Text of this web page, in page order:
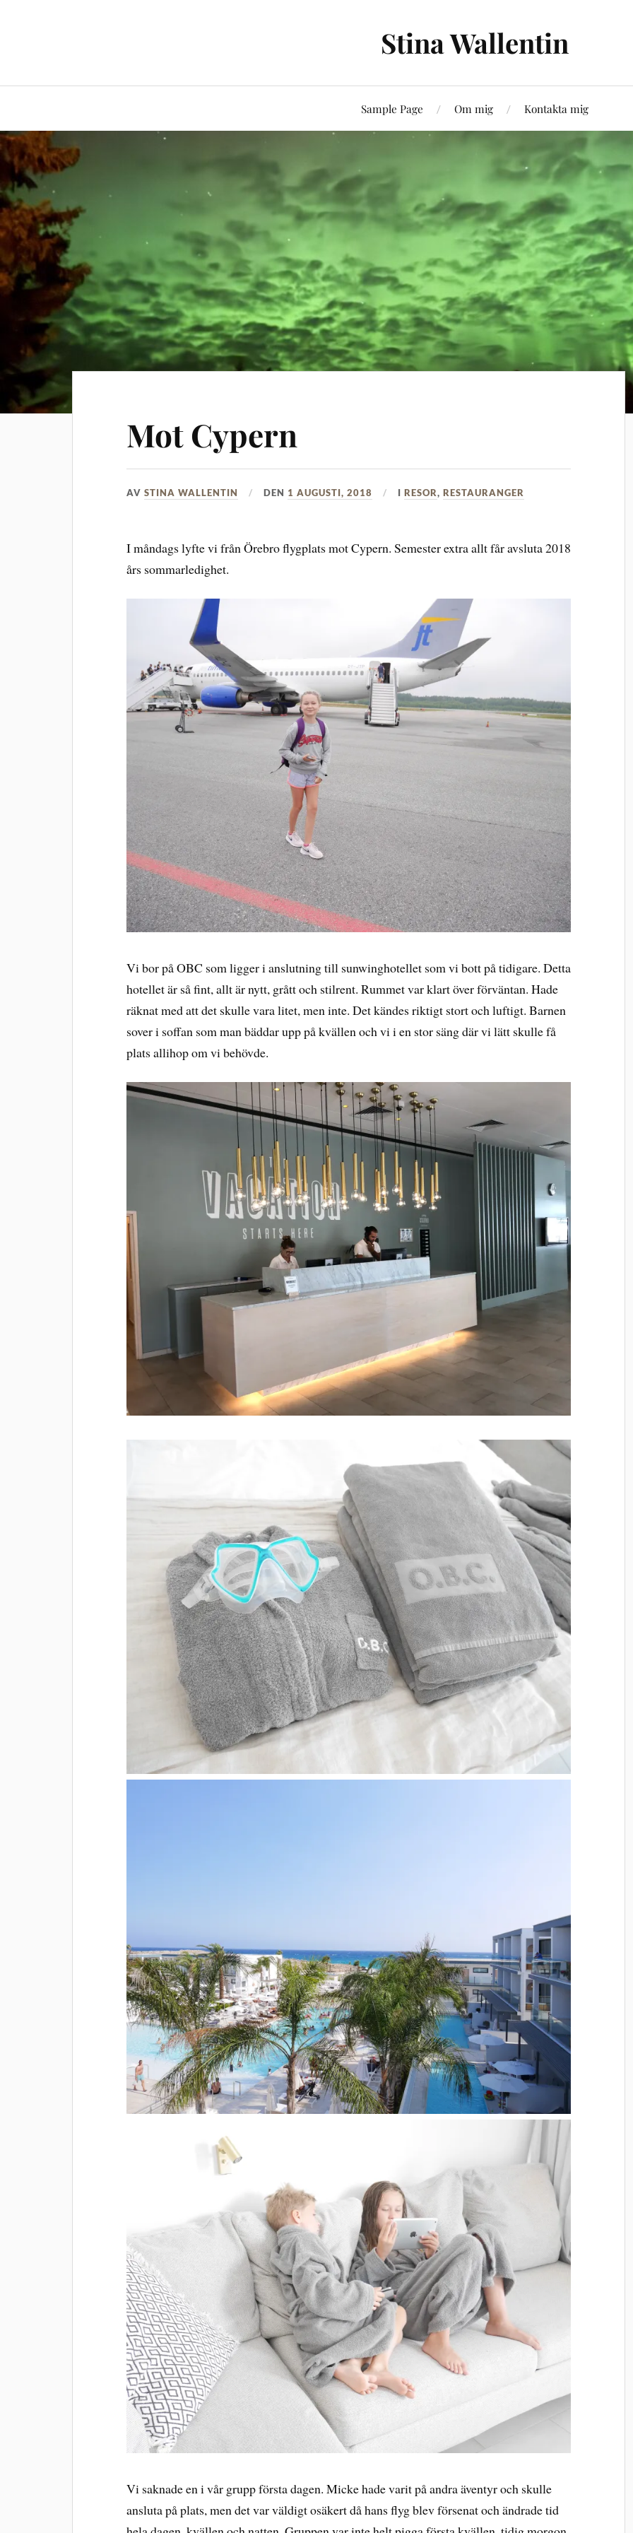
Stina Wallentin
Sample Page Om mig Kontakta mig
Mot Cypern
AVSTINA WALLENTIN DEN 1 AUGUSTI, 2018 IRESOR,RESTAURANGER
I måndags lyfte vi från Örebro flygplats mot Cypern. Semester extra allt får avsluta 2018
års sommarledighet.
Vi bor på OBC som ligger i anslutning till sunwinghotellet som vi bott på tidigare. Detta
hotellet är så fint, allt är nytt, grått och stilrent. Rummet var klart över förväntan. Hade
räknat med att det skulle vara litet, men inte. Det kändes riktigt stort och luftigt. Barnen
sover i soffan som man bäddar upp på kvällen och vi i en stor säng där vi lätt skulle få
plats allihop om vi behövde.
Vi saknade en i vår grupp första dagen. Micke hade varit på andra äventyr och skulle
ansluta på plats, men det var väldigt osäkert då hans flyg blev försenat och ändrade tid